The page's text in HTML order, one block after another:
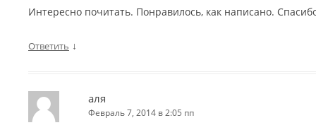
Интересно почитать. Понравилось, как написано.
Ответить ↓
аля
Февраль 7, 2014 в 2:05 пп